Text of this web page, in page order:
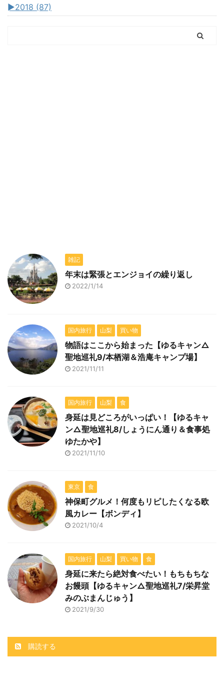
►2018 (87)
雑記
年末は緊張とエンジョイの繰り返し
2022/1/14
国内旅行 山梨 買い物
物語はここから始まった【ゆるキャン△
聖地巡礼9/本栖湖＆浩庵キャンプ場】
2021/11/11
国内旅行 山梨 食
身延は見どころがいっぱい！【ゆるキャ
ン△聖地巡礼8/しょうにん通り＆食事処
ゆたかや】
2021/11/10
東京 食
神保町グルメ！何度もリピしたくなる欧
風カレー【ボンディ】
2021/10/4
国内旅行 山梨 買い物 食
身延に来たら絶対食べたい！もちもちな
お饅頭【ゆるキャン△聖地巡礼7/栄昇堂
みのぶまんじゅう】
2021/9/30
購読する